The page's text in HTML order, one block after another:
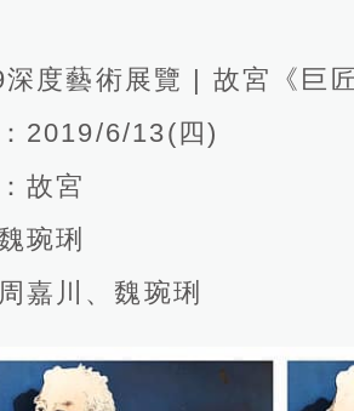
深度藝術展覽 | 故宮《
2019/6/13(四)
故宮
琬琍
嘉川、魏琬琍